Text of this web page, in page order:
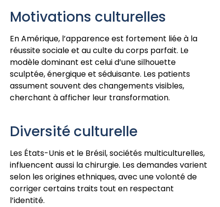
Motivations culturelles
En Amérique, l’apparence est fortement liée à la
réussite sociale et au culte du corps parfait. Le
modèle dominant est celui d’une silhouette
sculptée, énergique et séduisante. Les patients
assument souvent des changements visibles,
cherchant à afficher leur transformation.
Diversité culturelle
Les États-Unis et le Brésil, sociétés multiculturelles,
influencent aussi la chirurgie. Les demandes varient
selon les origines ethniques, avec une volonté de
corriger certains traits tout en respectant
l’identité.